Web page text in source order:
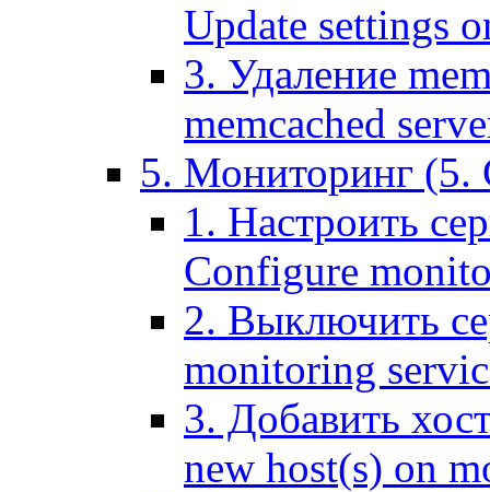
Update settings
3. Удаление
memcached
5. Мониторинг (5.
1. Настроить
Configure
2. Выключить
monitoring
3. Добавить
new host(s) on